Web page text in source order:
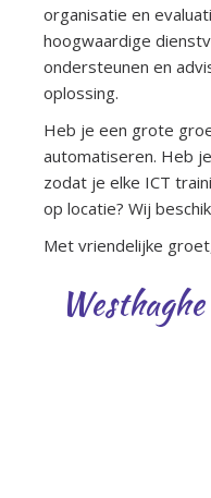
organisatie en
hoogwaardige
ondersteunen en
oplossing.
Heb je een grote
automatiseren. Heb
zodat je elke ICT
op locatie? Wij
Met vriendelijke